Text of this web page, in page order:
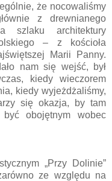
że nocowaliśmy
z drewnianego
szlaku architektury
– z kościoła
Marii Panny.
nam się wejść, był
kiedy wieczorem
kiedy wyjeżdżaliśmy,
się okazja, by tam
obojętnym wobec
„Przy Dolinie”
ze względu na